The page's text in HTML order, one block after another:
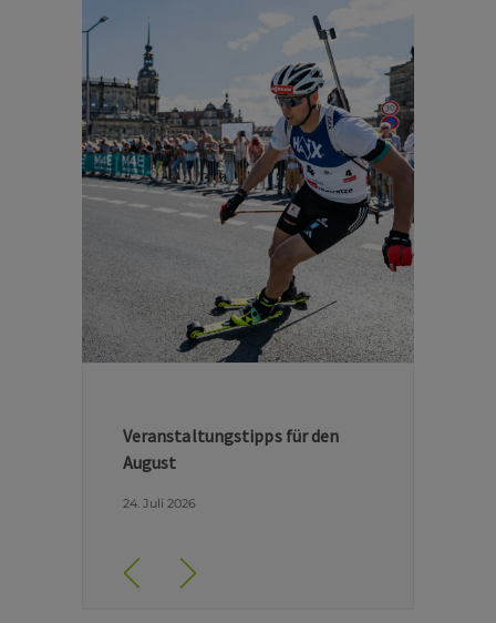
Veranstaltungstipps für den
August
24. Juli 2026